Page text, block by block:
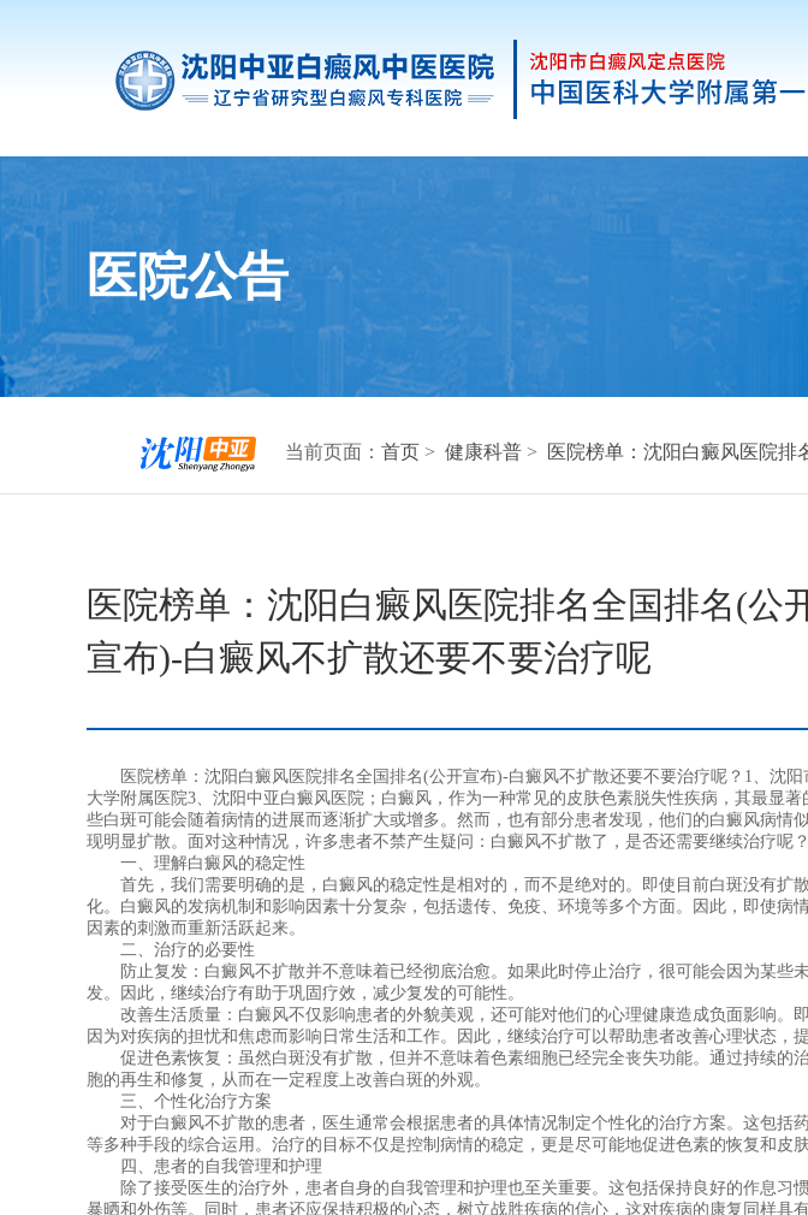
医院公告
当前页面： 首页 > 健康科普 > 医院榜单：沈阳白癜风医院排
医院榜单：沈阳白癜风医院排名全国排名(公
宣布)-白癜风不扩散还要不要治疗呢
医院榜单：沈阳白癜风医院排名全国排名(公开宣布)-白癜风不扩散还要不要治疗呢？1、沈阳
大学附属医院3、沈阳中亚白癜风医院；白癜风，作为一种常见的皮肤色素脱失性疾病，其最显
些白斑可能会随着病情的进展而逐渐扩大或增多。然而，也有部分患者发现，他们的白癜风病情
现明显扩散。面对这种情况，许多患者不禁产生疑问：白癜风不扩散了，是否还需要继续治疗呢？
一、理解白癜风的稳定性
首先，我们需要明确的是，白癜风的稳定性是相对的，而不是绝对的。即使目前白斑没有扩
化。白癜风的发病机制和影响因素十分复杂，包括遗传、免疫、环境等多个方面。因此，即使病
因素的刺激而重新活跃起来。
二、治疗的必要性
防止复发：白癜风不扩散并不意味着已经彻底治愈。如果此时停止治疗，很可能会因为某些
发。因此，继续治疗有助于巩固疗效，减少复发的可能性。
改善生活质量：白癜风不仅影响患者的外貌美观，还可能对他们的心理健康造成负面影响。
因为对疾病的担忧和焦虑而影响日常生活和工作。因此，继续治疗可以帮助患者改善心理状态，提
促进色素恢复：虽然白斑没有扩散，但并不意味着色素细胞已经完全丧失功能。通过持续的
胞的再生和修复，从而在一定程度上改善白斑的外观。
三、个性化治疗方案
对于白癜风不扩散的患者，医生通常会根据患者的具体情况制定个性化的治疗方案。这包括
等多种手段的综合运用。治疗的目标不仅是控制病情的稳定，更是尽可能地促进色素的恢复和皮肤
四、患者的自我管理和护理
除了接受医生的治疗外，患者自身的自我管理和护理也至关重要。这包括保持良好的作息习
暴晒和外伤等。同时，患者还应保持积极的心态，树立战胜疾病的信心，这对疾病的康复同样具有